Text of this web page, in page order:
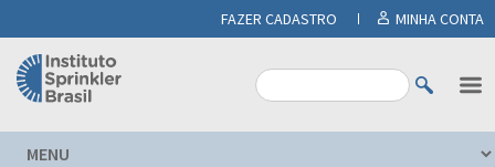
FAZER CADASTRO MINHA CONTA